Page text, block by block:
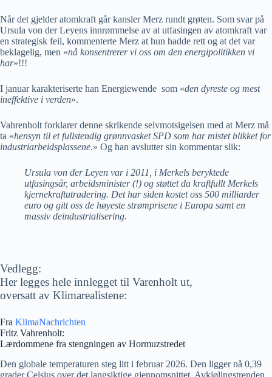
Når det gjelder atomkraft går kansler Merz rundt grøten. Som svar på
Ursula von der Leyens innrømmelse av at utfasingen av atomkraft var
en strategisk feil, kommenterte Merz at hun hadde rett og at det var
beklagelig, men «nå konsentrerer vi oss om den energipolitikken vi
har»!!!
I januar karakteriserte han Energiewende som «den dyreste og mest
ineffektive i verden».
Vahrenholt forklarer denne skrikende selvmotsigelsen med at Merz må
ta «hensyn til et fullstendig grønnvasket SPD som har mistet blikket for
industriarbeidsplassene.» Og han avslutter sin kommentar slik:
Ursula von der Leyen var i 2011, i Merkels beryktede
utfasingsår, arbeidsminister (!) og støttet da kraftfullt Merkels
kjernekraftutradering. Det har siden kostet oss 500 milliarder
euro og gitt oss de høyeste strømprisene i Europa samt en
massiv deindustrialisering.
Vedlegg:
Her legges hele innlegget til Varenholt ut,
oversatt av Klimarealistene:
Fra KlimaNachrichten
Fritz Vahrenholt:
Lærdommene fra stengningen av Hormuzstredet
Den globale temperaturen steg litt i februar 2026. Den ligger nå 0,39
grader Celsius over det langsiktige gjennomsnittet. Avkjølingstrenden